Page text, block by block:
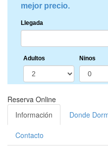
mejor precio.
Llegada
Adultos Ninos
Reserva Online
Información
Donde
Contacto